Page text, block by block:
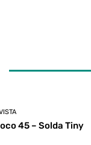
45 – Solda Tiny